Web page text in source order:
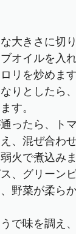
大きさに切り
オイルを入
リを炒めます
りとしたら
す。
ったら、ト
、混ぜ合わせ
火で煮込みま
、グリーン
野菜が柔ら
で味を調え、